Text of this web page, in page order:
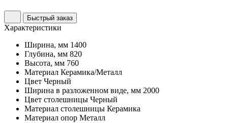
Быстрый заказ
Характеристики
Ширина, мм 1400
Глубина, мм 820
Высота, мм 760
Материал Керамика/Металл
Цвет Черный
Ширина в разложенном виде, мм 2000
Цвет столешницы Черный
Материал столешницы Керамика
Материал опор Металл